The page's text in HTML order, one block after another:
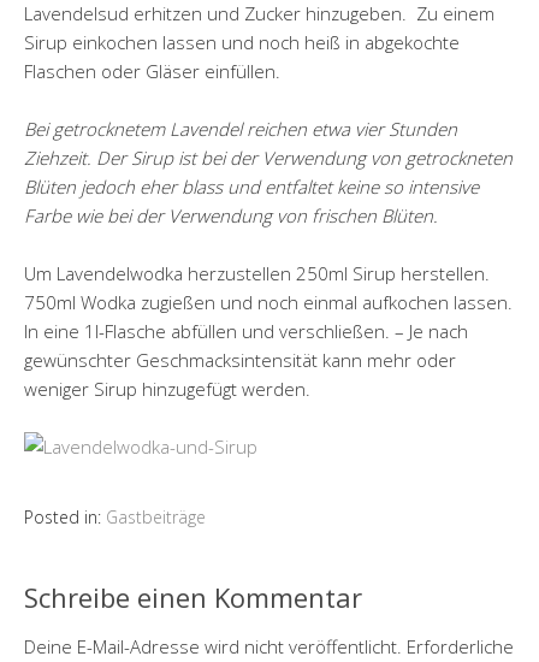
Lavendelsud erhitzen und Zucker hinzugeben. Zu einem
Sirup einkochen lassen und noch heiß in abgekochte
Flaschen oder Gläser einfüllen.
Bei getrocknetem Lavendel reichen etwa vier Stunden
Ziehzeit. Der Sirup ist bei der Verwendung von getrockneten
Blüten jedoch eher blass und entfaltet keine so intensive
Farbe wie bei der Verwendung von frischen Blüten.
Um Lavendelwodka herzustellen 250ml Sirup herstellen.
750ml Wodka zugießen und noch einmal aufkochen lassen.
In eine 1l-Flasche abfüllen und verschließen. – Je nach
gewünschter Geschmacksintensität kann mehr oder
weniger Sirup hinzugefügt werden.
Posted in: Gastbeiträge
Schreibe einen Kommentar
Deine E-Mail-Adresse wird nicht veröffentlicht. Erforderliche